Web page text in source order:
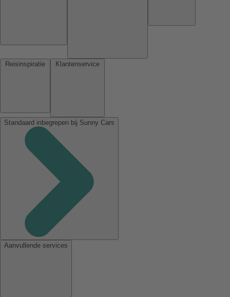
Standaard inbegrepen bij Sunny Cars
Aanvullende services